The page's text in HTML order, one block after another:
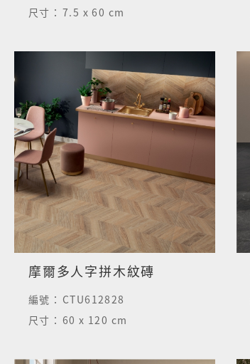
尺寸： 7.5 x 60 cm
摩爾多人字拼木紋磚
編號： CTU612828
尺寸： 60 x 120 cm